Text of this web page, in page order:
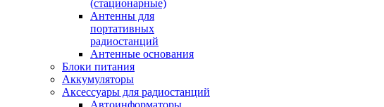
(стационарные)
Антенны для
портативных
радиостанций
Антенные основания
Блоки питания
Аккумуляторы
Аксессуары для радиостанций